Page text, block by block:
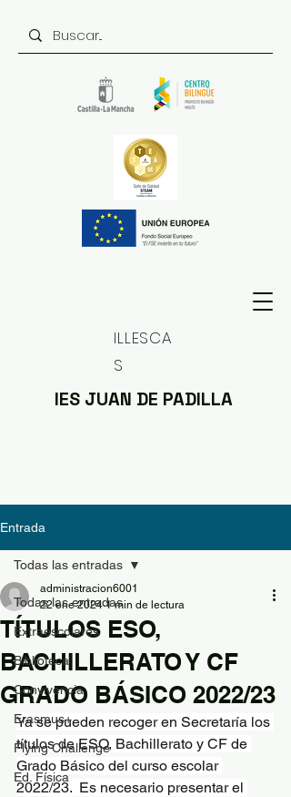
ILLESCA
S
IES JUAN DE PADILLA
Entrada
Todas las entradas
Extraescolares
Biblioteca
Convivencia
Erasmus+
Flying Challenge
Ed. Física
Todas las entradas
TÍTULOS ESO,
BACHILLERATO Y CF
GRADO BÁSICO 2022/23
administracion6001
22 ene 2024 1 min de lectura
Ya se pueden recoger en Secretaría los
títulos de ESO, Bachillerato y CF de
Grado Básico del curso escolar
2022/23.  Es necesario presentar el